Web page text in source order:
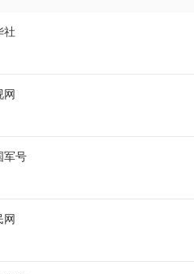
社
网
军号
网